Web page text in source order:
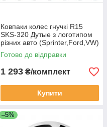
Ковпаки колес гнучкі R15
SKS-320 Дутые з логотипом
різних авто (Sprinter,Ford,VW)
Готово до відправки
1 293 ₴/комплект
Купити
–5%